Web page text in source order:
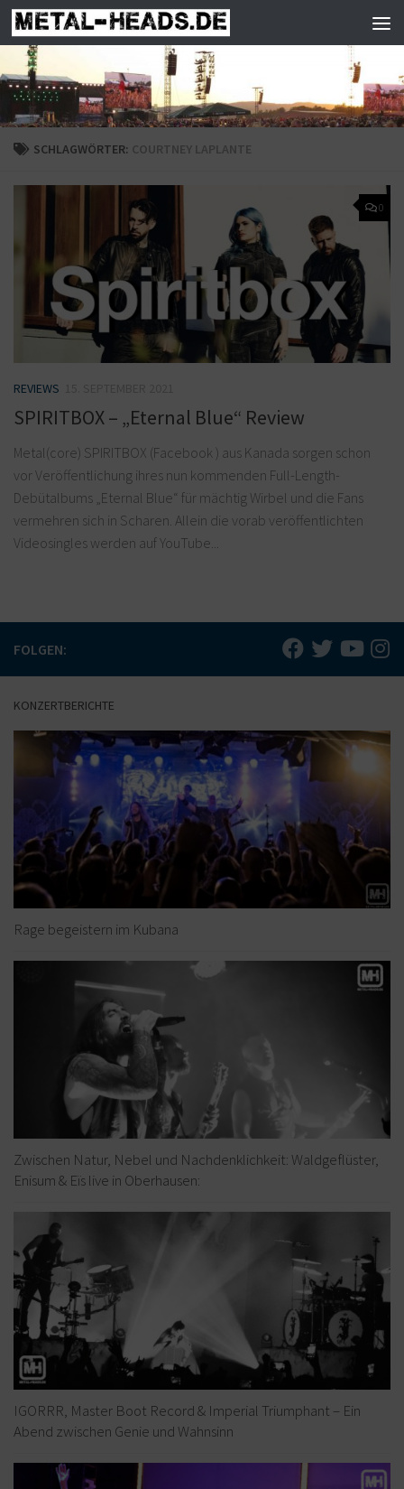
Zum Inhalt springen
SCHLAGWÖRTER: COURTNEY LAPLANTE
0
REVIEWS
SPIRITBOX – „Eternal Blue“ Review
Metal(core) SPIRITBOX (Facebook ) aus Kanada sorgen schon
vor Veröffentlichung ihres nun kommenden Full-Length-
Debütalbums „Eternal Blue“ für mächtig Wirbel und die Fans
vermehren sich in Scharen. Allein die vorab veröffentlichten
Videosingles werden auf YouTube...
FOLGEN:
KONZERTBERICHTE
Rage begeistern im Kubana
Zwischen Natur, Nebel und Nachdenklichkeit: Waldgeflüster,
Enisum & Eïs live in Oberhausen:
IGORRR, Master Boot Record & Imperial Triumphant – Ein
Abend zwischen Genie und Wahnsinn